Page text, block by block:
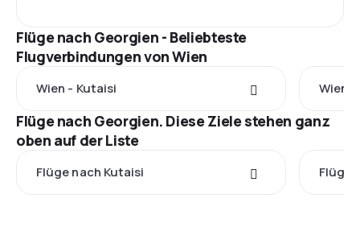
Flüge nach Georgien - Beliebteste
Flugverbindungen von Wien
Wien - Kutaisi Wien
Flüge nach Georgien. Diese Ziele stehen ganz
oben auf der Liste
Flüge nach Kutaisi Flüge